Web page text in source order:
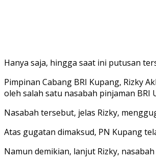
Hanya saja, hingga saat ini putusan
Pimpinan Cabang BRI Kupang, Rizky
oleh salah satu nasabah pinjaman BRI
Nasabah tersebut, jelas Rizky,
Atas gugatan dimaksud, PN Kupang
Namun demikian, lanjut Rizky,